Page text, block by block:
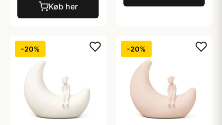
Køb her
-20% -20%